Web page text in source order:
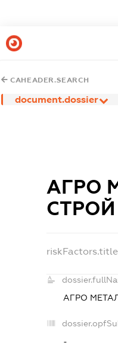
CAHEADER.SEARCH
document.dossier
АГРО
СТРОЙ
riskFactors.title
АГРО
-